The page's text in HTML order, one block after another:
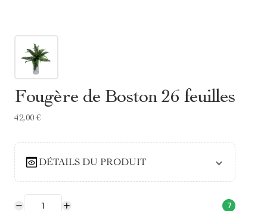
Fougère de Boston 26 feuilles
42,00 €
DÉTAILS DU PRODUIT
7